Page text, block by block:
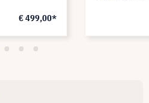
€ 499,00*